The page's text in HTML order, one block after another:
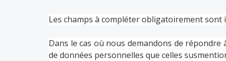
Les champs à compléter obligatoirement
Dans le cas où nous demandons de
de données personnelles que celles